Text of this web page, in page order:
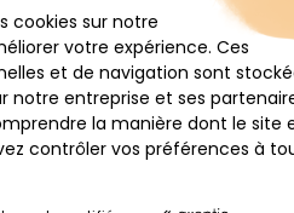
192
5€ offerts sur votre